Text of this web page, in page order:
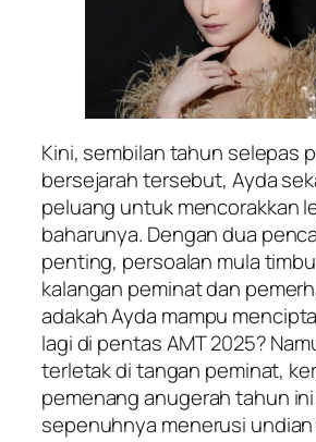
Kini, sembilan tahun selepas
bersejarah tersebut, Ayda
peluang untuk mencorakkan
baharunya. Dengan dua
penting, persoalan mula
kalangan peminat dan
adakah Ayda mampu
lagi di pentas AMT 2025?
terletak di tangan peminat,
pemenang anugerah tahun
sepenuhnya menerusi undian